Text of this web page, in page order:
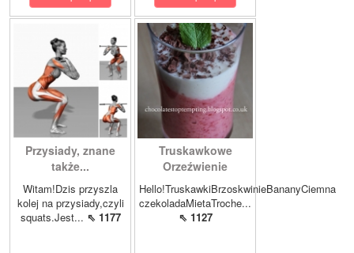
Przysiady, znane
także...
Witam!Dzis przyszla
kolej na przysiady,czyli
squats.Jest... ⇖ 1177
Truskawkowe
Orzeźwienie
Hello!TruskawkiBrzoskwinieBananyCiemna
czekoladaMietaTroche...
⇖ 1127